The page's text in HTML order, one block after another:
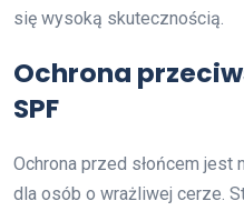
się wysoką skutecznością.
Ochrona
SPF
Ochrona przed słońcem jest
dla osób o wrażliwej cerze.